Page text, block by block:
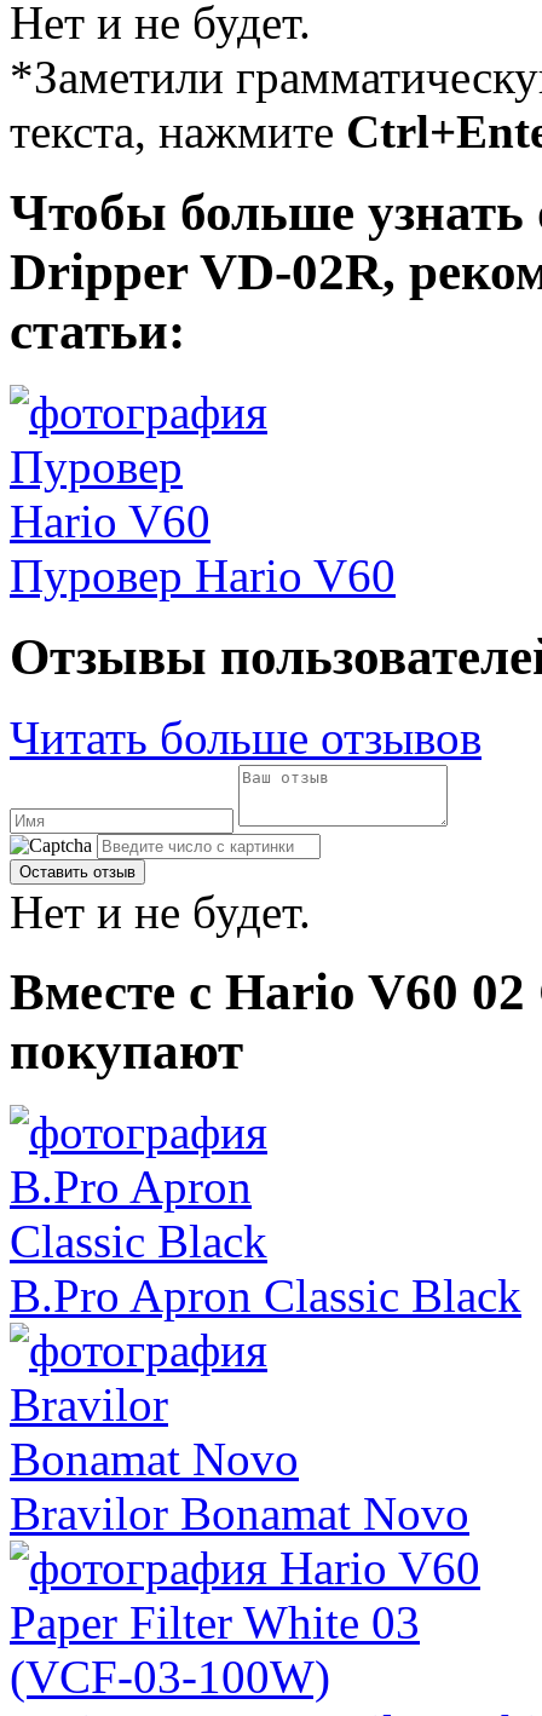
Нет и не будет.
*Заметили
текста, нажмите
Чтобы больше узнать
Dripper VD-02R,
статьи:
Пуровер Hario V60
Отзывы
Читать больше отзывов
Нет и не будет.
Вместе с Hario V60
покупают
B.Pro Apron Classic Black
Bravilor Bonamat Novo